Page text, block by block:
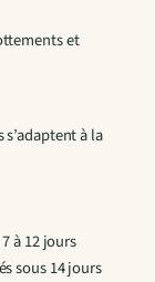
et
à la
à 12 jours
sous 14 jours